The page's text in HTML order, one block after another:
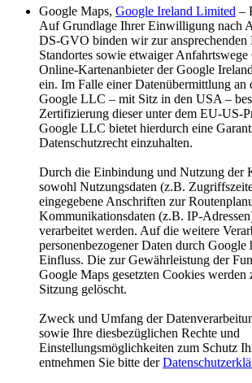
Google Maps, Google Ireland Limited –
Auf Grundlage Ihrer Einwilligung nach
DS-GVO binden wir zur ansprechenden
Standortes sowie etwaiger
Online-Kartenanbieter der Google
ein. Im Falle einer Datenübermittlung an
Google LLC – mit Sitz in den USA –
Zertifizierung dieser unter dem EU-US-
Google LLC bietet hierdurch eine
Datenschutzrecht einzuhalten.
Durch die Einbindung und Nutzung der
sowohl Nutzungsdaten (z.B.
eingegebene Anschriften zur
Kommunikationsdaten (z.B. IP-
verarbeitet werden. Auf die weitere
personenbezogener Daten durch Google
Einfluss. Die zur Gewährleistung der
Google Maps gesetzten Cookies werden
Sitzung gelöscht.
Zweck und Umfang der
sowie Ihre diesbezüglichen Rechte und
Einstellungsmöglichkeiten zum Schutz
entnehmen Sie bitte der